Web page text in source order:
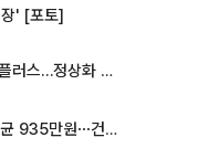
' [포토]
22일 만에 다시 문 연 홈플러스…정상화 바쁜데 재고 없어 ‘발동동’[가보니]
日대기업 여름 보너스 평균 935만원⋯건설회사 1800만 넘어